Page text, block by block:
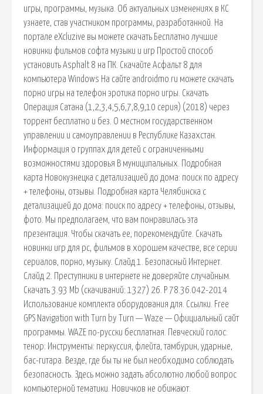
игры, программы, музыка. Об актуальных изменениях в КС
узнаете, став участником программы, разработанной. На
портале eXcluzive вы можете скачать Бесплатно лучшие
новинки фильмов софта музыки и игр Простой способ
установить Asphalt 8 на ПК. Скачайте Асфальт 8 для
компьютера Windows На сайте androidmo.ru можете скачать
порно игры на телефон эротика порно игры. Скачать
Операция Сатана (1,2,3,4,5,6,7,8,9,10 серия) (2018) через
торрент бесплатно и без. О местном государственном
управлении и самоуправлении в Республике Казахстан.
Информация о группах для детей с ограниченными
возможностями здоровья В муниципальных. Подробная
карта Новокузнецка с детализацией до дома: поиск по адресу
+ телефоны, отзывы. Подробная карта Челябинска с
детализацией до дома: поиск по адресу + телефоны, отзывы,
фото. Мы предполагаем, что вам понравилась эта
презентация. Чтобы скачать ее, порекомендуйте. Скачать
новинки игр для pc, фильмов в хорошем качестве, все серии
сериалов, порно, музыку. Слайд 1. Безопасный Интернет.
Слайд 2. Преступники в интернете не доверяйте случайным.
Скачать 3.93 Mb (cкачиваний: 1327) 26. Р 78.36.042-2014
Использование комплекта оборудования для. Ссылки. Free
GPS Navigation with Turn by Turn — Waze — Официальный сайт
программы. WAZE по-русски бесплатная. Певческий голос:
тенор: Инструменты: перкуссия, флейта, тамбурин, ударные,
бас-гитара. Везде, где бы ты не был необходимо соблюдать
безопасность. Здесь можно задать абсолютно любой вопрос
компьютерной тематики. Новичков не обижают.